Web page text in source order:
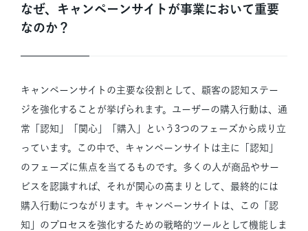
なぜ、キャンペーンサイトが事業において重要
なのか？
キャンペーンサイトの主要な役割として、顧客の認知ステー
ジを強化することが挙げられます。ユーザーの購入行動は、通
常「認知」「関心」「購入」という3つのフェーズから成り立
っています。この中で、キャンペーンサイトは主に「認知」
のフェーズに焦点を当てるものです。多くの人が商品やサー
ビスを認識すれば、それが関心の高まりとして、最終的には
購入行動につながります。キャンペーンサイトは、この「認
知」のプロセスを強化するための戦略的ツールとして機能しま